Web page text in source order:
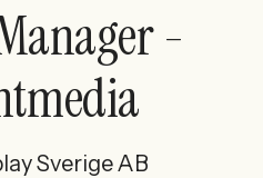
-
Sverige AB